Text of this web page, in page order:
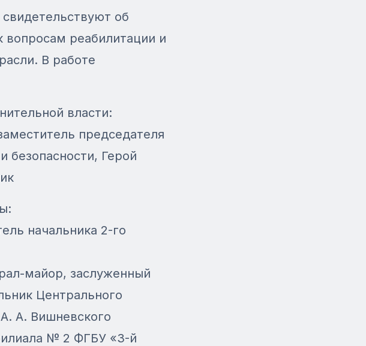
об
вопросам реабилитации и
В работе
власти:
председателя
безопасности, Герой
начальника 2-го
майор, заслуженный
Центрального
А. Вишневского
№ 2 ФГБУ «3-й